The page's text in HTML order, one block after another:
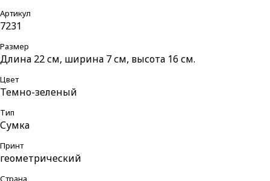
Артикул
7231
Размер
Длина 22 см, ширина 7 см, высота 16 см.
Цвет
Темно-зеленый
Тип
Сумка
Принт
геометрический
Страна